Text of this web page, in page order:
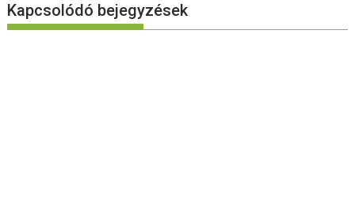
Kapcsolódó bejegyzések